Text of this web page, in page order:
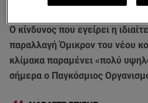
Ο κίνδυνος που εγείρει η
παραλλαγή Όμικρον του νέου
κλίμακα παραμένει «πολύ
σήμερα ο Παγκόσμιος